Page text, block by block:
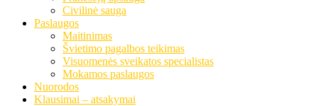
Civilinė sauga
Paslaugos
Maitinimas
Švietimo pagalbos teikimas
Visuomenės sveikatos specialistas
Mokamos paslaugos
Nuorodos
Klausimai – atsakymai